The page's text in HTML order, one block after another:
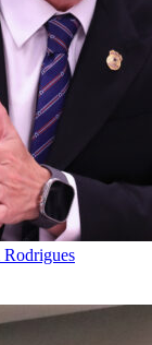
Rodrigues